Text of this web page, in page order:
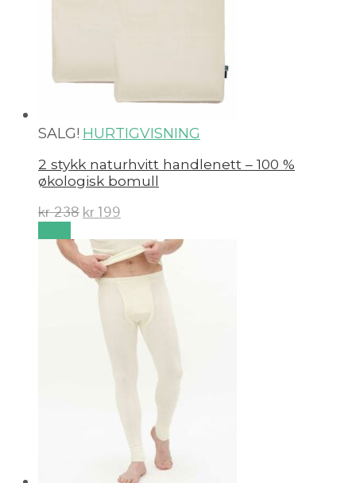
SALG! HURTIGVISNING
2 stykk naturhvitt handlenett – 100 %
økologisk bomull
kr238 kr 199